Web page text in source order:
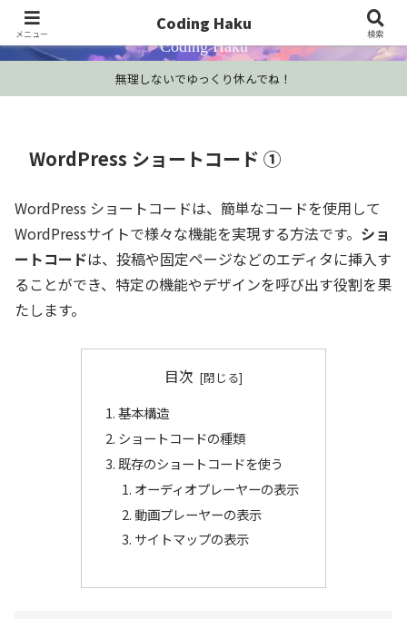
プログラミング学習・開発Tips・技術情報
Coding Haku
無理しないでゆっくり休んでね！
WordPress ショートコード ①
WordPress ショートコードは、簡単なコードを使用して
WordPressサイトで様々な機能を実現する方法です。 ショ
ートコードは、投稿や固定ページなどのエディタに挿入す
ることができ、特定の機能やデザインを呼び出す役割を果
たします。
目次
基本構造
ショートコードの種類
既存のショートコードを使う
オーディオプレーヤーの表示
動画プレーヤーの表示
サイトマップの表示
メニュー
Coding Haku
検索